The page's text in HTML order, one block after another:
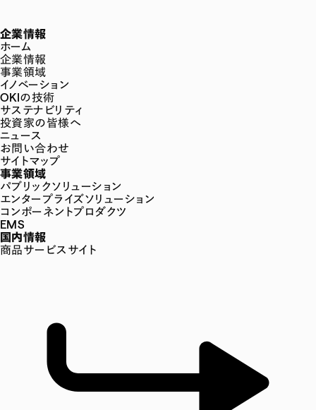
企業情報
ホーム
企業情報
事業領域
イノベーション
OKIの技術
サステナビリティ
投資家の皆様へ
ニュース
お問い合わせ
サイトマップ
事業領域
パブリックソリューション
エンタープライズソリューション
コンポーネントプロダクツ
EMS
国内情報
商品サービスサイト